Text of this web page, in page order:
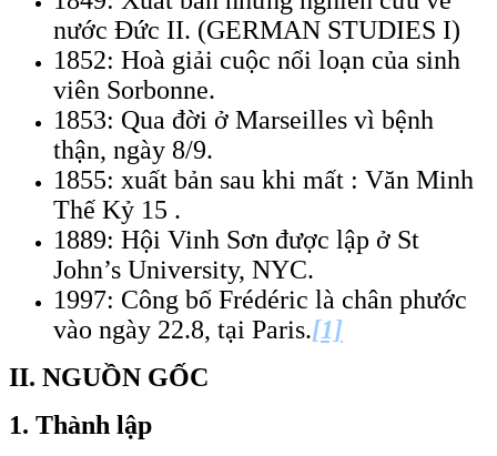
nước Đức II. (GERMAN STUDIES I)
1852: Hoà giải cuộc nổi loạn của sinh
viên Sorbonne.
1853: Qua đời ở Marseilles vì bệnh
thận, ngày 8/9.
1855: xuất bản sau khi mất : Văn Minh
Thế Kỷ 15 .
1889: Hội Vinh Sơn được lập ở St
John’s University, NYC.
1997: Công bố Frédéric là chân phước
vào ngày 22.8, tại Paris.[1]
II. NGUỒN GỐC
1. Thành lập